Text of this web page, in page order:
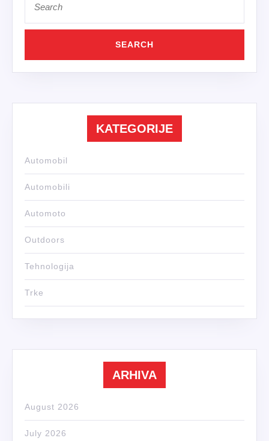
for:
KATEGORIJE
Automobil
Automobili
Automoto
Outdoors
Tehnologija
Trke
ARHIVA
August 2026
July 2026